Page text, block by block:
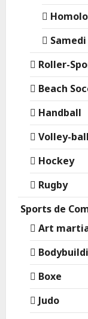
Roller-
Beach
Handball
Volley-ball
Hockey
Rugby
Sports de
Art
Boxe
Judo